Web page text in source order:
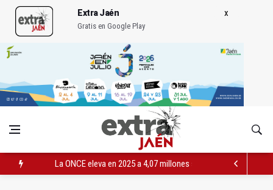
Extra Jaén
Gratis en Google Play
La ONCE eleva en 2025 a 4,07 millones su inversión social en